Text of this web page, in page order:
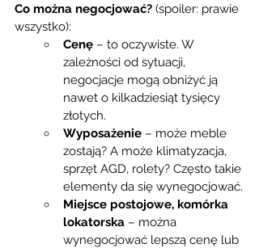
Co można negocjować? (spoiler: prawie
wszystko):
Cenę – to oczywiste. W
zależności od sytuacji,
negocjacje mogą obniżyć ją
nawet o kilkadziesiąt tysięcy
złotych.
Wyposażenie – może meble
zostają? A może klimatyzacja,
sprzęt AGD, rolety? Często takie
elementy da się wynegocjować.
Miejsce postojowe, komórka
lokatorska – można
wynegocjować lepszą cenę lub